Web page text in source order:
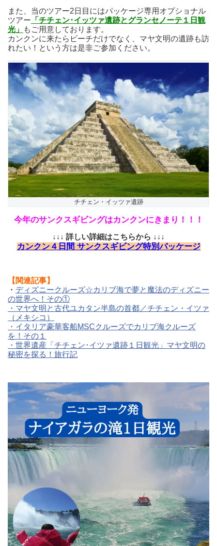
また、当のツアー2日目にはパッケージ専用オプショナル
ツアー 「チチェン･イッツァ遺跡とグランセノーテ１日観
光」
もご用意しております。
カンクンに来たらビーチだけでなく、マヤ文明の遺跡も訪
れたい！という方は是非ご参加ください。
チチェン・イッツァ遺跡
今年のサンクスギビングはカンクンにきまり！！！
↓↓↓ 詳しい詳細はこちらから ↓↓↓
カンクン４日間 サンクスギビング特別パッケージ
【関連記事】
・ ディズニークルーズ☆カリブ海で夢と魔法のディズニー
の世界へ！その①
・マヤ文明と古代ユカタン半島の首都／チチェン・イツァ
（メキシコ）
・イタリア豪華客船MSCクルーズでカリブ海クルーズ
を！その１
・世界遺産「チチェン･イツァ遺跡１日観光」マヤ文明の
秘密を探る！旅行記